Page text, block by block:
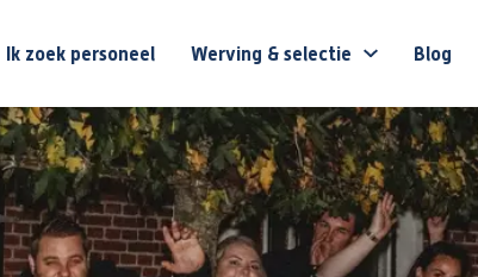
Ik zoek personeel Werving & selectie Blog